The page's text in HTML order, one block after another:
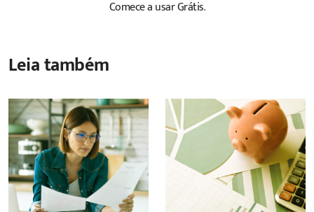
Leia também